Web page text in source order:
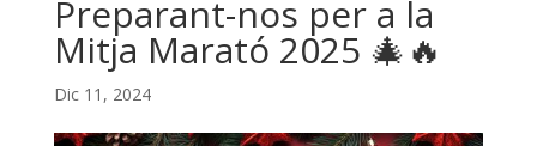
Preparant-nos per a la
Mitja Marató 2025 🎄🔥
Dic 11, 2024